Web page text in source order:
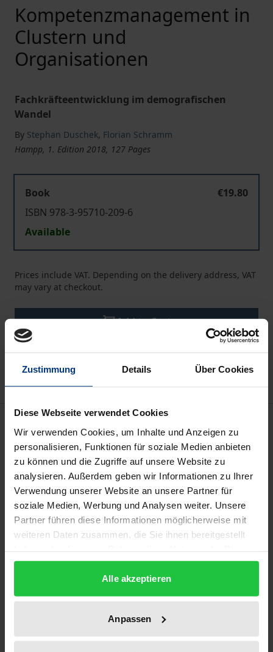
Zustimmung Details Über Cookies
Diese Webseite verwendet Cookies
Wir verwenden Cookies, um Inhalte und Anzeigen zu
personalisieren, Funktionen für soziale Medien anbieten
zu können und die Zugriffe auf unsere Website zu
analysieren. Außerdem geben wir Informationen zu Ihrer
Verwendung unserer Website an unsere Partner für
soziale Medien, Werbung und Analysen weiter. Unsere
Partner führen diese Informationen möglicherweise mit
weiteren Daten zusammen, die Sie ihnen bereitgestellt
gesammelt haben.
Alle akzeptieren
Anpassen
Kompetenzmanagement in
Clustern und
Organisationen
Fachkräfteentwicklung im demografischen
Wandel
By Stephan Duschek, Florian Schramm
Hampp, 1. Edition 2018, 127 Pages
Book
€19.80
ISBN 978-3-95710-209-6
Available
Prices include VAT. Depending on the delivery address, VAT
may vary at checkout.
Add to Cart
Add to Wish List
Delivery cost notice
Description
Die demografische Entwicklung stellt bekanntlich
eine Herausforderung für die Personalpolitik dar,
der sich jedoch gerade kleine und mittlere Betriebe
eher reaktiv und fallweise stellen. Für die ca. 500
überwiegend kleinen und mittleren Betriebe des
Clusters „Optik und Photonik“, die in Berlin und
Brandenburg ansässig sind, bieten sich jedoch
Chancen für ein „demografiesensibles“
Kompetenzmanagement zur altersgerechten und
Kooperation im Cluster. Der Entwicklung, Erprobung
und Verbreitung eines solchen clusterweiten